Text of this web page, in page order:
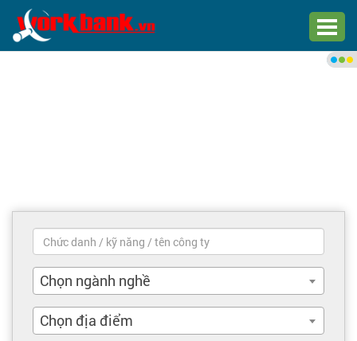
Trang chủ
Việc làm mới nhất
Tìm việc làm
Chọn ngành nghề
Chọn địa điểm